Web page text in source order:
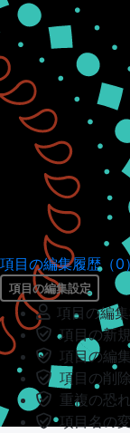
項目の編集履歴（0
項目の編集設定
項目の編
項目の新
項目の編
項目の削
重複の恐
項目名の